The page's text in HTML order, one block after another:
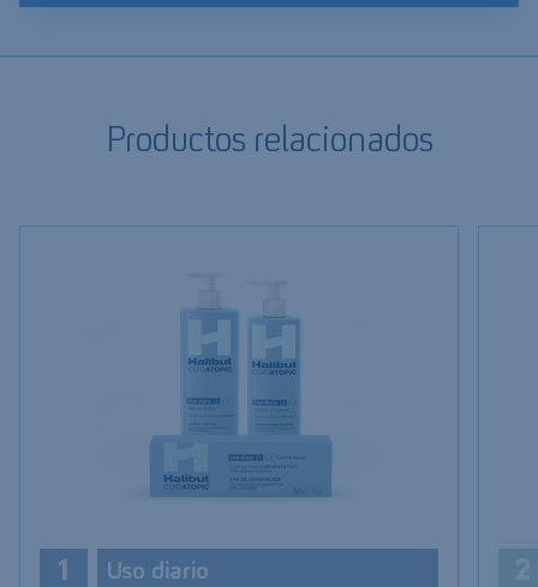
Productos relacionados
1 Uso diario